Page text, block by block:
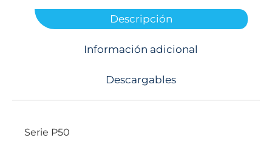
Descripción
Información adicional
Descargables
Serie P50